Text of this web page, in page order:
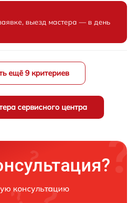
выезд мастера — в день
ещё 9 критериев
сервисного центра
консультацию